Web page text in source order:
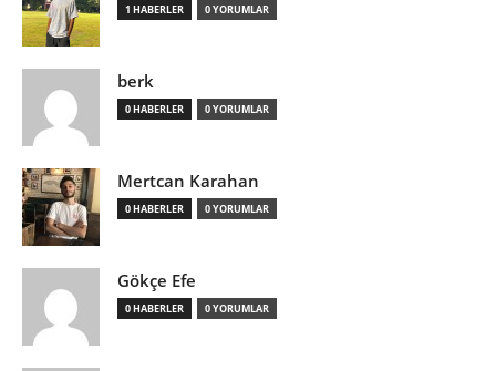
1 HABERLER 0 YORUMLAR
berk
0 HABERLER 0 YORUMLAR
Mertcan Karahan
0 HABERLER 0 YORUMLAR
Gökçe Efe
0 HABERLER 0 YORUMLAR